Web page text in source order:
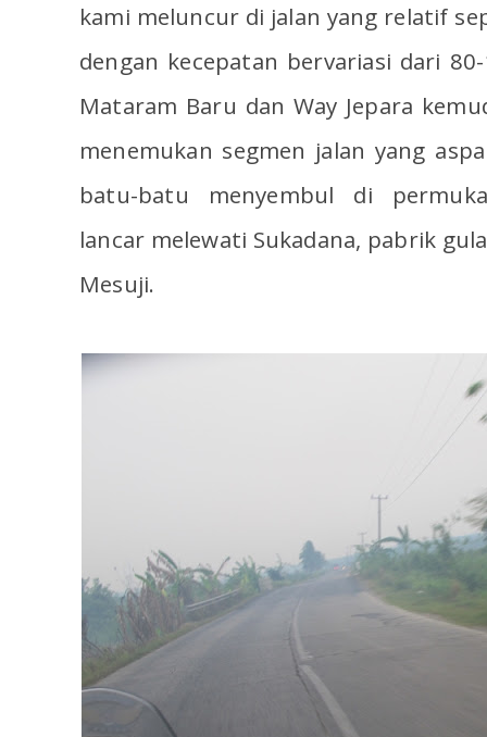
kami meluncur di jalan yang relatif
dengan kecepatan bervariasi dari
Mataram Baru dan Way Jepara
menemukan segmen jalan yang
batu-batu menyembul di
lancar melewati Sukadana, pabrik
Mesuji.